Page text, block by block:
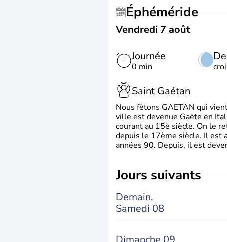
Éphéméride
Vendredi 7 août
Journée
0 min
Saint Gaétan
Nous fêtons GAETAN qui
ville est devenue Gaëte en
courant au 15è siècle. On le
depuis le 17ème siècle. Il est
années 90. Depuis, il est
jours suivants
Demain,
Samedi 08